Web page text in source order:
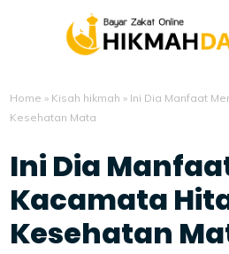
Home » Kisah hikmah » Ini Dia Manfaat
Kesehatan Mata
Ini Dia
Kacamata
Kesehatan